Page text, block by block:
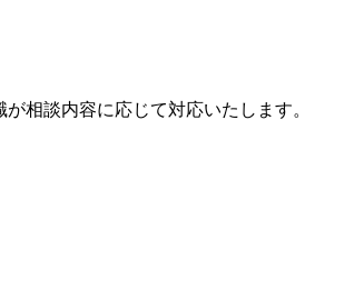
相談内容に応じて対応いたします。